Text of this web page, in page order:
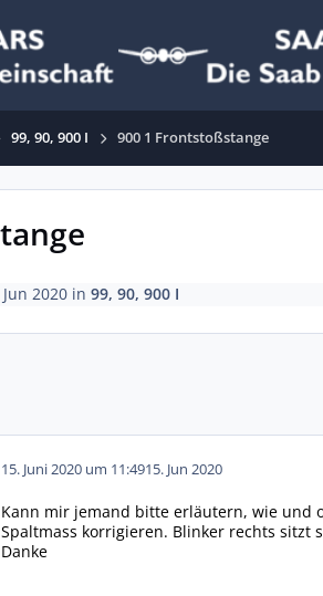
99, 90, 900 I 900 1 Frontstoßstange
2020in 99, 90, 900 I
15. Juni 2020 um 11:4915. Jun 2020
Kann mir jemand bitte erläutern, wie und
Spaltmass korrigieren. Blinker rechts sitzt
Danke